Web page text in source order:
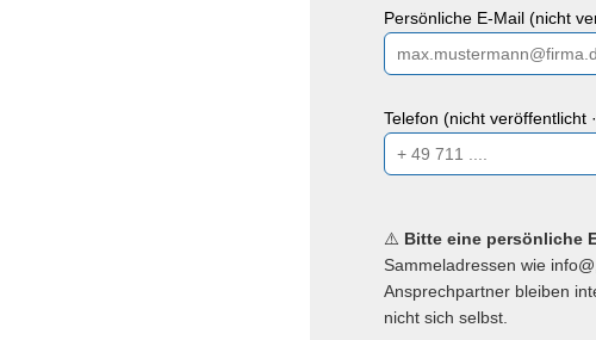
Persönliche E-Mail (nicht
Telefon (nicht veröffentlicht
⚠️ Bitte eine persönliche
Sammeladressen wie
Ansprechpartner bleiben
nicht sich selbst.